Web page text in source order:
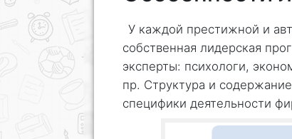
У каждой престижной и
собственная лидерская
эксперты: психологи,
пр. Структура и
специфики деятельности